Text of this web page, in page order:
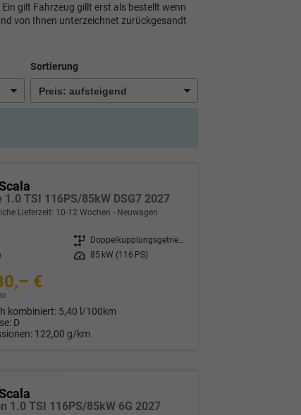
gilt Fahrzeug gillt erst als bestellt wenn
von Ihnen unterzeichnet zurückgesandt
Sortierung
1.0 TSI 116PS/85kW DSG7 2027
Lieferzeit: 10-12 Wochen Neuwagen
Getriebe
Doppelkupplungsgetriebe (DSG)
Leistung 85 kW (116 PS)
€
kombiniert: 5,40 l/100km
D
122,00 g/km
1.0 TSI 116PS/85kW 6G 2027